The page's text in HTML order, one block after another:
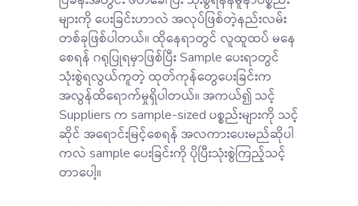
များကို ပေးခြင်းဟာလဲ အလုပ်ဖြစ်တဲ့နည်းလမ်း
တစ်ခုဖြစ်ပါတယ်။ ထိုနေရာတွင် လူထူထပ် မနေ
စေရန် ဂရုပြုရမှာဖြစ်ပြီး Sample ပေးရာတွင်
သုံးစွဲရလွယ်ကူတဲ့ ထုတ်ကုန်တွေပေးခြင်းက
အလွန်ထိရောက်မှုရှိပါတယ်။ အကယ်၍ သင့်
Suppliers က sample-sized ပစ္စည်းများကို သင့်
ဆိုင် အရောင်းမြင့်စေရန် အလကားပေးမည်ဆိုပါ
ကလဲ sample ပေးခြင်းကို ပိုပြီးသုံးစွဲကြည့်သင့်
တာပေါ့။